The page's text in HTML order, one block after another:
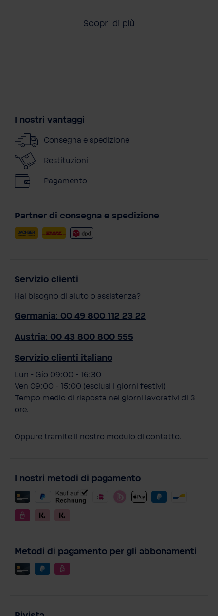
Scopri di più
I nostri vantaggi
Consegna e spedizione
Restituzioni
Pagamento
Partner di consegna e spedizione
Servizio clienti
Hai bisogno di aiuto o assistenza?
Germania: 00 49 800 112 23 22
Austria: 00 43 800 800 555
Servizio clienti italiano
Lun - Gio 09:00 - 16:30
Ven 09:00 - 15:00 (esclusi i giorni festivi)
Tempo medio di risposta nei giorni lavorativi di 3
ore.
Oppure tramite il nostro modulo di contatto.
I nostri metodi di pagamento
Metodi di pagamento per gli abbonamenti